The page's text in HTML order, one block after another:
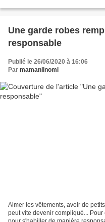
Une garde robes
responsable
Publié le 26/06/2020 à 16:06
Par mamanlinomi
Aimer les vêtements, avoir de
peut vite devenir compliqué...